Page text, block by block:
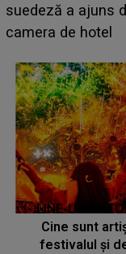
BĂIATUL VIZAT
faptului împlinit, A
LINE-UP
Cine sunt
festivalul și